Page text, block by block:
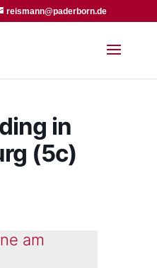
reismann@paderborn.de
in
(5c)
am